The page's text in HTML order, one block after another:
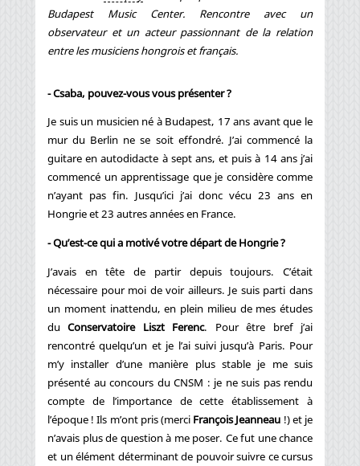
Budapest Music Center. Rencontre avec un
observateur et un acteur passionnant de la relation
entre les musiciens hongrois et français.
- Csaba, pouvez-vous vous présenter ?
Je suis un musicien né à Budapest, 17 ans avant que le
mur du Berlin ne se soit effondré. J’ai commencé la
guitare en autodidacte à sept ans, et puis à 14 ans j’ai
commencé un apprentissage que je considère comme
n’ayant pas fin. Jusqu’ici j’ai donc vécu 23 ans en
Hongrie et 23 autres années en France.
- Qu’est-ce qui a motivé votre départ de Hongrie ?
J’avais en tête de partir depuis toujours. C’était
nécessaire pour moi de voir ailleurs. Je suis parti dans
un moment inattendu, en plein milieu de mes études
duConservatoire Liszt Ferenc. Pour être bref j’ai
rencontré quelqu’un et je l’ai suivi jusqu’à Paris. Pour
m’y installer d’une manière plus stable je me suis
présenté au concours du CNSM : je ne suis pas rendu
compte de l’importance de cette établissement à
l’époque ! Ils m’ont pris (merci François Jeanneau !) et je
n’avais plus de question à me poser. Ce fut une chance
et un élément déterminant de pouvoir suivre ce cursus